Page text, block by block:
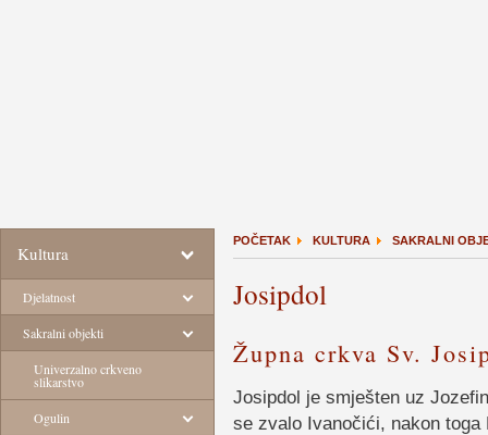
Kultura
Djelatnost
Sakralni objekti
Univerzalno crkveno
slikarstvo
Ogulin
POČETAK KULTURA SAKRALNI
Josipdol
Župna crkva Sv.
Josipdol je smješten uz
se zvalo Ivanočići, nakon